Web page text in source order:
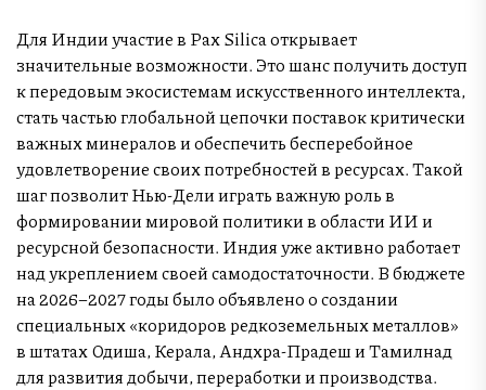
Для Индии участие в Pax Silica открывает
значительные возможности. Это шанс получить доступ
к передовым экосистемам искусственного интеллекта,
стать частью глобальной цепочки поставок критически
важных минералов и обеспечить бесперебойное
удовлетворение своих потребностей в ресурсах. Такой
шаг позволит Нью-Дели играть важную роль в
формировании мировой политики в области ИИ и
ресурсной безопасности. Индия уже активно работает
над укреплением своей самодостаточности. В бюджете
на 2026–2027 годы было объявлено о создании
специальных «коридоров редкоземельных металлов»
в штатах Одиша, Керала, Андхра-Прадеш и Тамилнад
для развития добычи, переработки и производства.